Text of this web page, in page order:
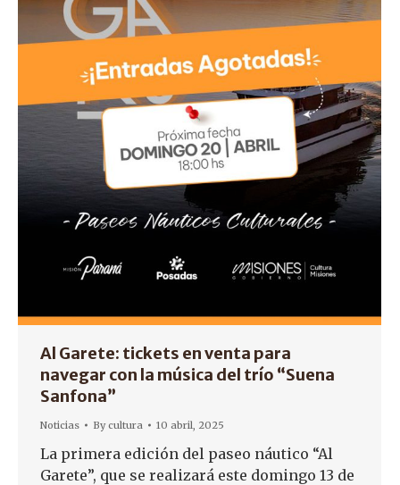
Al Garete: tickets en venta para
navegar con la música del trío “Suena
Sanfona”
Noticias Bycultura 10 abril, 2025
La primera edición del paseo náutico “Al
Garete”, que se realizará este domingo 13 de